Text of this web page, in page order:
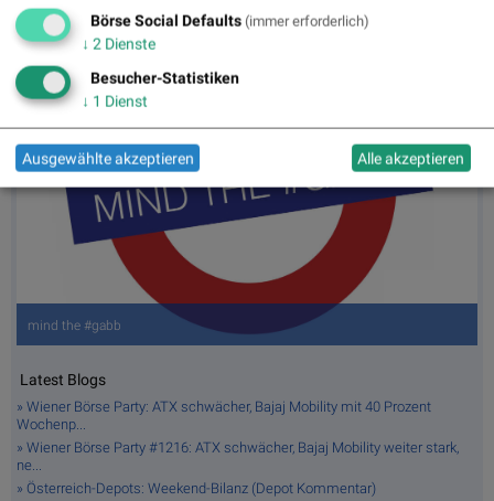
mind the #gabb
Latest Blogs
» Wiener Börse Party: ATX schwächer, Bajaj Mobility mit 40 Prozent
Wochenp...
» Wiener Börse Party #1216: ATX schwächer, Bajaj Mobility weiter stark,
ne...
» Österreich-Depots: Weekend-Bilanz (Depot Kommentar)
Börse Social Defaults (immer erforderlich)
↓ 2 Dienste
Besucher-Statistiken
↓ 1 Dienst
Ausgewählte akzeptieren Alle akzeptieren